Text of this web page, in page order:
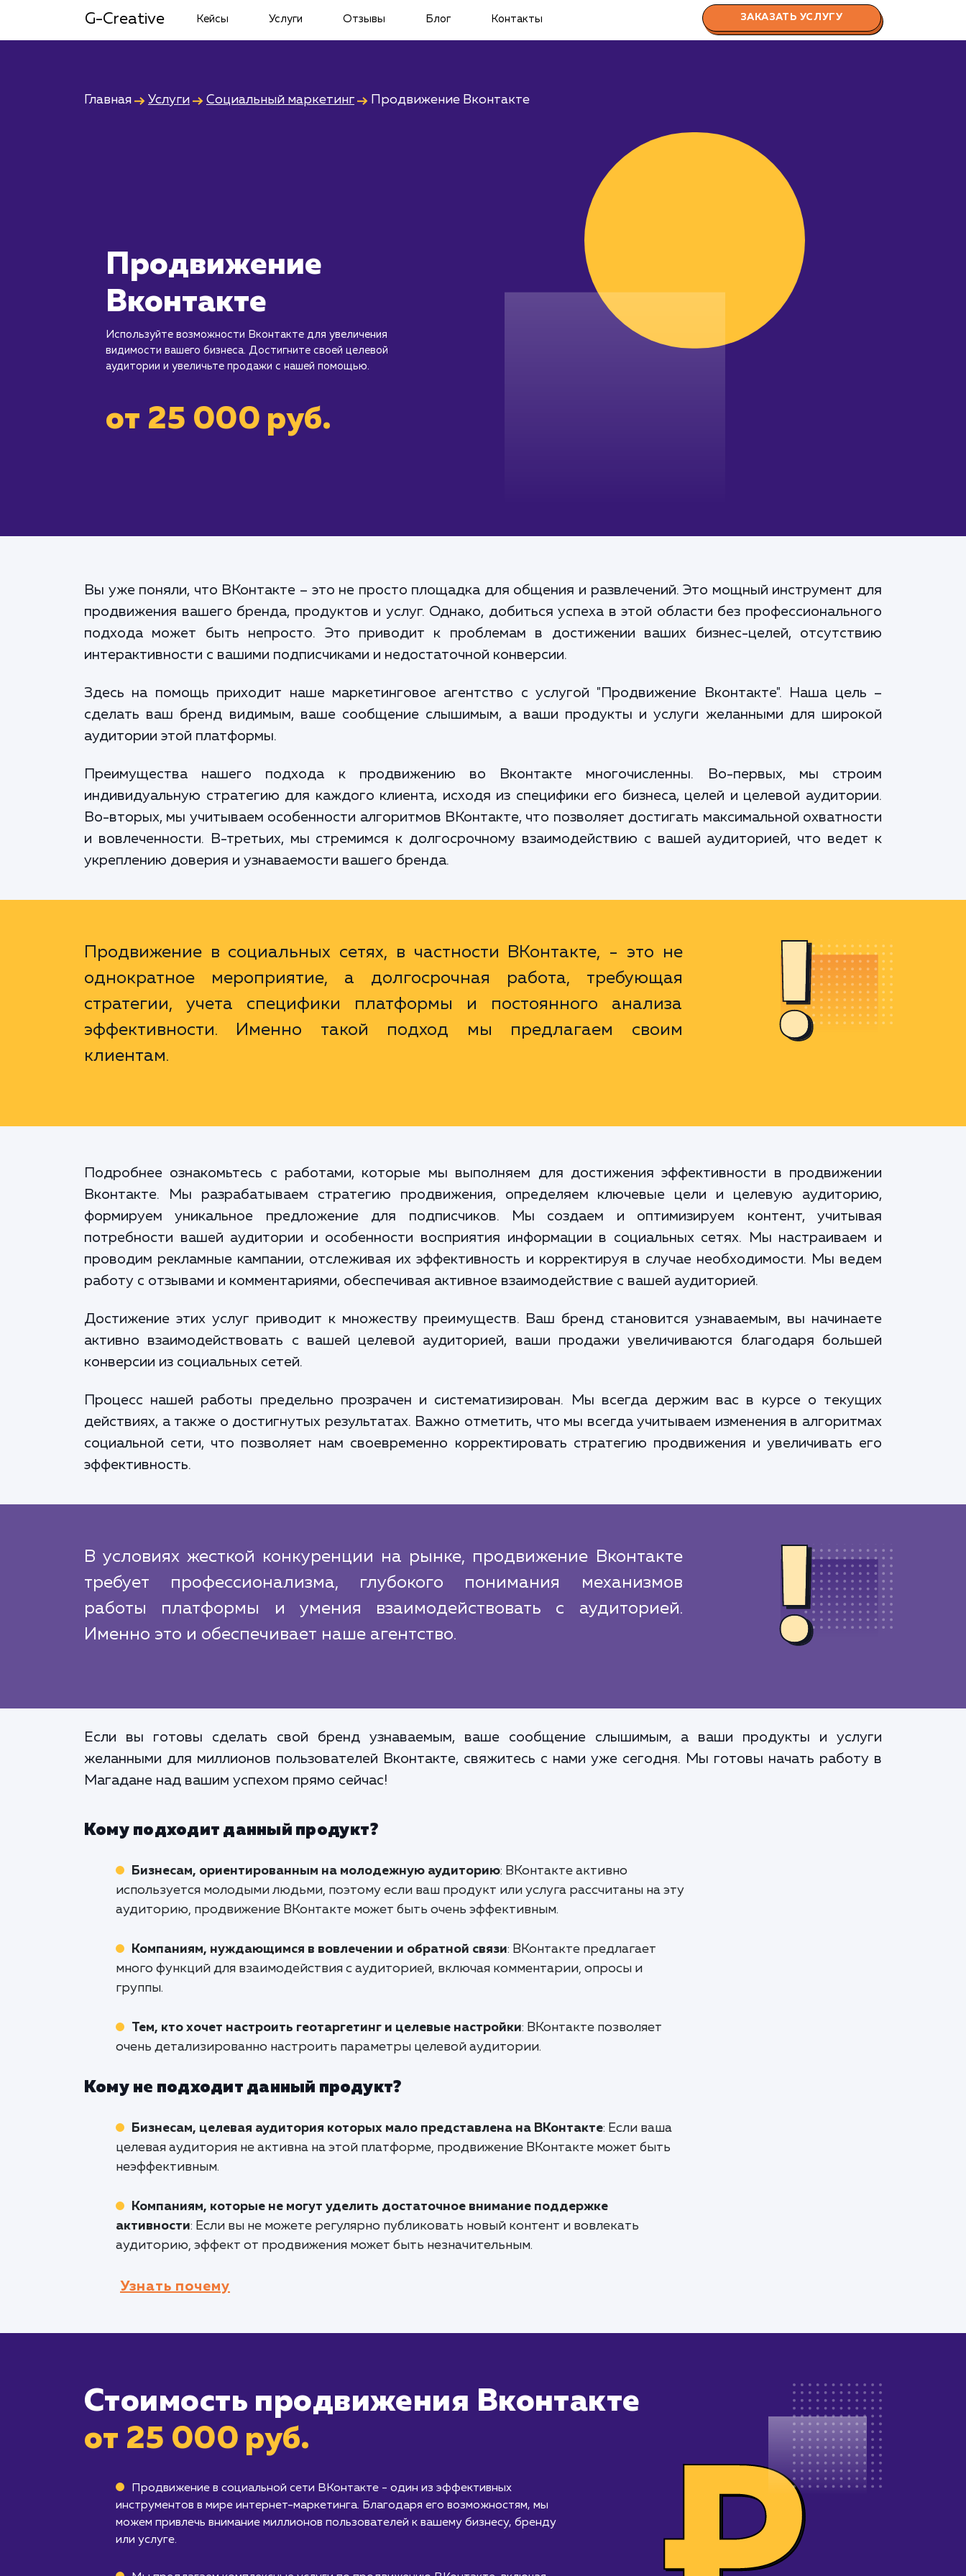
G-Creative Кейсы Услуги Отзывы Блог Контакты ЗАКАЗАТЬ УСЛУГУ
Главная Услуги Социальный маркетинг Продвижение Вконтакте
Продвижение
Вконтакте
Используйте возможности Вконтакте для увеличения
видимости вашего бизнеса. Достигните своей целевой
аудитории и увеличьте продажи с нашей помощью.
от 25 000 руб.
Вы уже поняли, что ВКонтакте – это не просто площадка для общения и развлечений. Это мощный инструмент для
продвижения вашего бренда, продуктов и услуг. Однако, добиться успеха в этой области без профессионального
подхода может быть непросто. Это приводит к проблемам в достижении ваших бизнес-целей, отсутствию
интерактивности с вашими подписчиками и недостаточной конверсии.
Здесь на помощь приходит наше маркетинговое агентство с услугой "Продвижение Вконтакте". Наша цель –
сделать ваш бренд видимым, ваше сообщение слышимым, а ваши продукты и услуги желанными для широкой
аудитории этой платформы.
Преимущества нашего подхода к продвижению во Вконтакте многочисленны. Во-первых, мы строим
индивидуальную стратегию для каждого клиента, исходя из специфики его бизнеса, целей и целевой аудитории.
Во-вторых, мы учитываем особенности алгоритмов ВКонтакте, что позволяет достигать максимальной охватности
и вовлеченности. В-третьих, мы стремимся к долгосрочному взаимодействию с вашей аудиторией, что ведет к
укреплению доверия и узнаваемости вашего бренда.
Продвижение в социальных сетях, в частности ВКонтакте, - это не
однократное мероприятие, а долгосрочная работа, требующая
стратегии, учета специфики платформы и постоянного анализа
эффективности. Именно такой подход мы предлагаем своим
клиентам.
Подробнее ознакомьтесь с работами, которые мы выполняем для достижения эффективности в продвижении
Вконтакте. Мы разрабатываем стратегию продвижения, определяем ключевые цели и целевую аудиторию,
формируем уникальное предложение для подписчиков. Мы создаем и оптимизируем контент, учитывая
потребности вашей аудитории и особенности восприятия информации в социальных сетях. Мы настраиваем и
проводим рекламные кампании, отслеживая их эффективность и корректируя в случае необходимости. Мы ведем
работу с отзывами и комментариями, обеспечивая активное взаимодействие с вашей аудиторией.
Достижение этих услуг приводит к множеству преимуществ. Ваш бренд становится узнаваемым, вы начинаете
активно взаимодействовать с вашей целевой аудиторией, ваши продажи увеличиваются благодаря большей
конверсии из социальных сетей.
Процесс нашей работы предельно прозрачен и систематизирован. Мы всегда держим вас в курсе о текущих
действиях, а также о достигнутых результатах. Важно отметить, что мы всегда учитываем изменения в алгоритмах
социальной сети, что позволяет нам своевременно корректировать стратегию продвижения и увеличивать его
эффективность.
В условиях жесткой конкуренции на рынке, продвижение Вконтакте
требует профессионализма, глубокого понимания механизмов
работы платформы и умения взаимодействовать с аудиторией.
Именно это и обеспечивает наше агентство.
Если вы готовы сделать свой бренд узнаваемым, ваше сообщение слышимым, а ваши продукты и услуги
желанными для миллионов пользователей Вконтакте, свяжитесь с нами уже сегодня. Мы готовы начать работу в
Магадане над вашим успехом прямо сейчас!
Кому подходит данный продукт?
Бизнесам, ориентированным на молодежную аудиторию: ВКонтакте активно
используется молодыми людьми, поэтому если ваш продукт или услуга рассчитаны на эту
аудиторию, продвижение ВКонтакте может быть очень эффективным.
Компаниям, нуждающимся в вовлечении и обратной связи: ВКонтакте предлагает
много функций для взаимодействия с аудиторией, включая комментарии, опросы и
группы.
Тем, кто хочет настроить геотаргетинг и целевые настройки: ВКонтакте позволяет
очень детализированно настроить параметры целевой аудитории.
Кому не подходит данный продукт?
Бизнесам, целевая аудитория которых мало представлена на ВКонтакте: Если ваша
целевая аудитория не активна на этой платформе, продвижение ВКонтакте может быть
неэффективным.
Компаниям, которые не могут уделить достаточное внимание поддержке
активности: Если вы не можете регулярно публиковать новый контент и вовлекать
аудиторию, эффект от продвижения может быть незначительным.
Узнать почему
Стоимость продвижения Вконтакте
от 25 000 руб.
Продвижение в социальной сети ВКонтакте - один из эффективных
инструментов в мире интернет-маркетинга. Благодаря его возможностям, мы
можем привлечь внимание миллионов пользователей к вашему бизнесу, бренду
или услуге.